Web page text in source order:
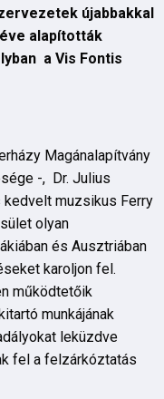
újabbakkal
alapították
a Vis Fontis
Magánalapítvány
-, Dr. Julius
muzsikus Ferry
olyan
és Ausztriában
karoljon fel.
működtetőik
munkájának
leküzdve
fel a felzárkóztatás